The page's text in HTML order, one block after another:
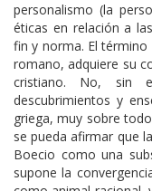
personalismo (la
éticas en relación a
fin y norma. El
romano, adquiere su
cristiano. No, sin
descubrimientos y
griega, muy sobre
se pueda afirmar que
Boecio como una
supone la